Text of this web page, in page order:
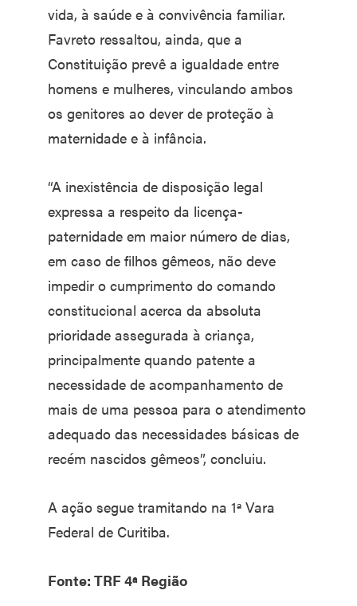
vida, à saúde e à convivência familiar.
Favreto ressaltou, ainda, que a
Constituição prevê a igualdade entre
homens e mulheres, vinculando ambos
os genitores ao dever de proteção à
maternidade e à infância.
“A inexistência de disposição legal
expressa a respeito da licença-
paternidade em maior número de dias,
em caso de filhos gêmeos, não deve
impedir o cumprimento do comando
constitucional acerca da absoluta
prioridade assegurada à criança,
principalmente quando patente a
necessidade de acompanhamento de
mais de uma pessoa para o atendimento
adequado das necessidades básicas de
recém nascidos gêmeos”, concluiu.
A ação segue tramitando na 1ª Vara
Federal de Curitiba.
Fonte: TRF 4ª Região